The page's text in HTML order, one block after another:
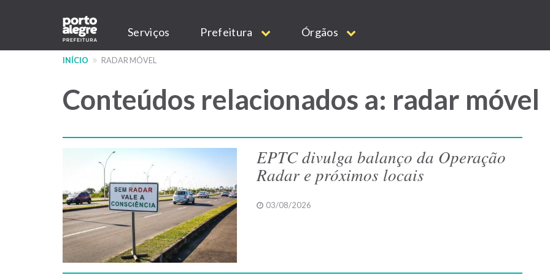
conteúdo
Main
navigation
Serviços Prefeitura Órgãos
INÍCIO RADAR MÓVEL
Conteúdos relacionados a: radar móvel
EPTC divulga balanço da Operação
Radar e próximos locais
03/08/2026